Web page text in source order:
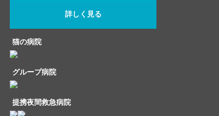
詳しく見る
猫の病院
グループ病院
提携夜間救急病院